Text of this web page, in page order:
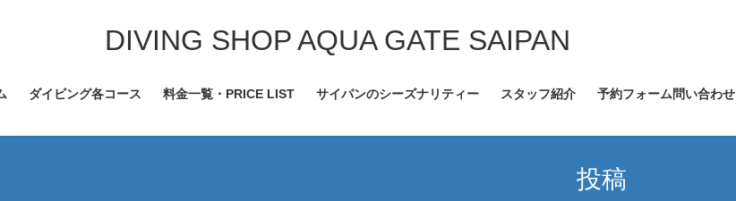
ツ
ス
シ
ン
DIVING SHOP AQUA GATE SAIPAN
ダイビング各コース 料金一覧・PRICE LIST サイパンのシーズナリティー スタッフ紹介 予約フォーム問い合わせ
投稿